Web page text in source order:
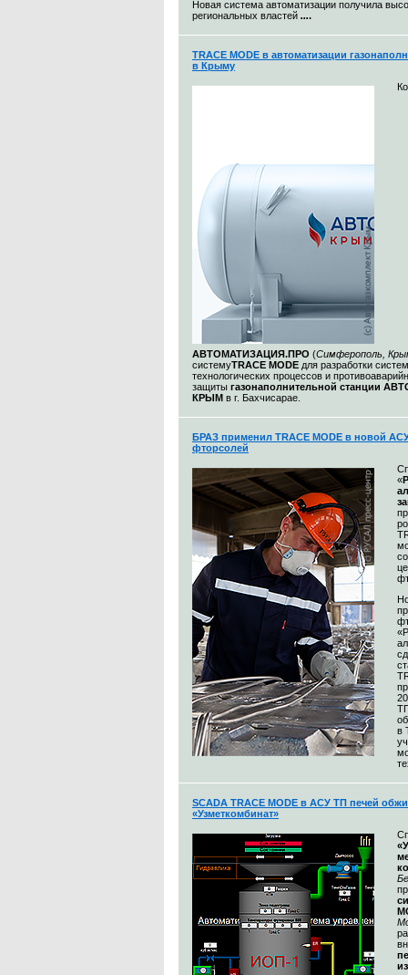
Новая система автоматизации получила
региональных властей ....
TRACE MODE в автоматизации
в Крыму
АВТОМАТИЗАЦИЯ.ПРО (Симферополь,
системуTRACE MODE для разработки
технологических процессов и
защиты газонаполнительной станции
КРЫМ в г. Бахчисарае.
БРАЗ применил TRACE MODE в новой
фторсолей
«
в
SCADA TRACE MODE в АСУ ТП печей
«Узметкомбинат»